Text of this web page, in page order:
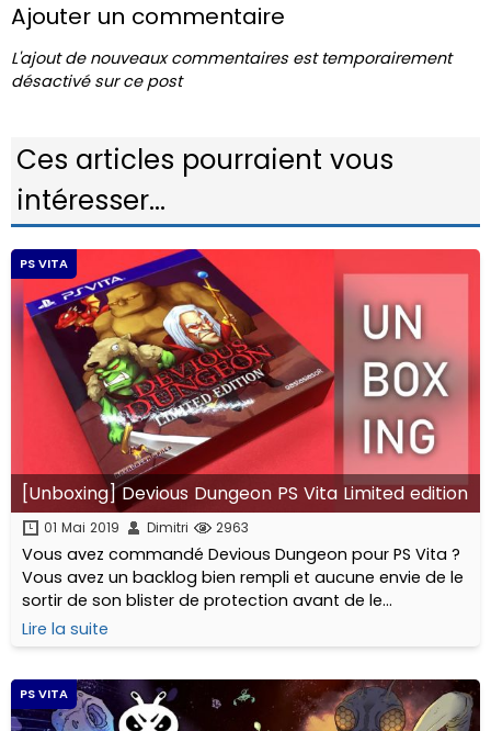
Ajouter un commentaire
L'ajout de nouveaux commentaires est temporairement
désactivé sur ce post
Ces articles pourraient vous
intéresser...
PS VITA
[Unboxing] Devious Dungeon PS Vita Limited edition
01 Mai 2019 Dimitri 2963
Vous avez commandé Devious Dungeon pour PS Vita ?
Vous avez un backlog bien rempli et aucune envie de le
sortir de son blister de protection avant de le
commencer ? Simplement curieux ? Pas de problème !
Nous sommes là et vous proposons un unboxing
Lire la suite
PS VITA